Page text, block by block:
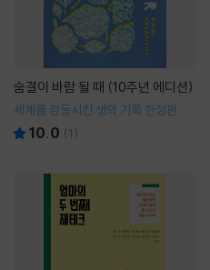
숨결이 바람 될 때 (10주년 에디션)
세계를 감동시킨 생의 기록 한정판
10.0 (1 )